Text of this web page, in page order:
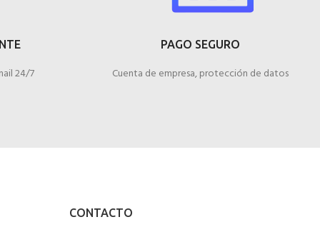
24/7
PAGO SEGURO
Cuenta de empresa, protección de datos
CONTACTO